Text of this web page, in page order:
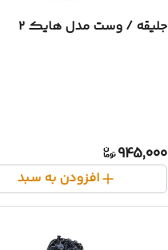
جلیقه / وست مدل هایک ۲
945,000
افزودن به سبد